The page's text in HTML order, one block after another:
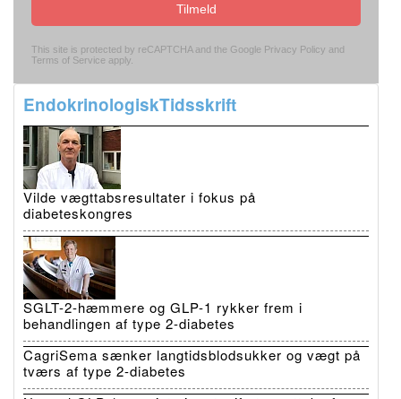
Tilmeld
This site is protected by reCAPTCHA and the Google Privacy Policy and
Terms of Service apply.
EndokrinologiskTidsskrift
Vilde vægttabsresultater i fokus på
diabeteskongres
SGLT-2-hæmmere og GLP-1 rykker frem i
behandlingen af type 2-diabetes
CagriSema sænker langtidsblodsukker og vægt på
tværs af type 2-diabetes